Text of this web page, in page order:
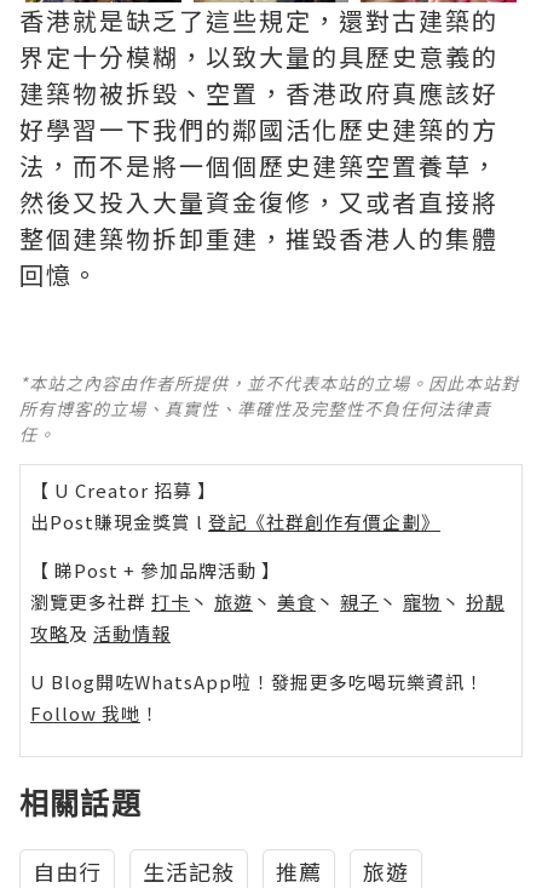
香港就是缺乏了這些規定，還對古建築的
界定十分模糊，以致大量的具歷史意義的
建築物被拆毀、空置，香港政府真應該好
好學習一下我們的鄰國活化歷史建築的方
法，而不是將一個個歷史建築空置養草，
然後又投入大量資金復修，又或者直接將
整個建築物拆卸重建，摧毀香港人的集體
回憶。
*本站之內容由作者所提供，並不代表本站的立場。因此本站對
所有博客的立場、真實性、準確性及完整性不負任何法律責
任。
【 U Creator 招募 】
出Post賺現金獎賞 l 登記《社群創作有價企劃》
【 睇Post + 參加品牌活動 】
瀏覽更多社群 打卡 丶 旅遊 丶 美食 丶 親子 丶 寵物 丶 扮靚
攻略及 活動情報
U Blog開咗WhatsApp啦！發掘更多吃喝玩樂資訊！
Follow 我哋 ！
相關話題
自由行 生活記敍 推薦
旅遊